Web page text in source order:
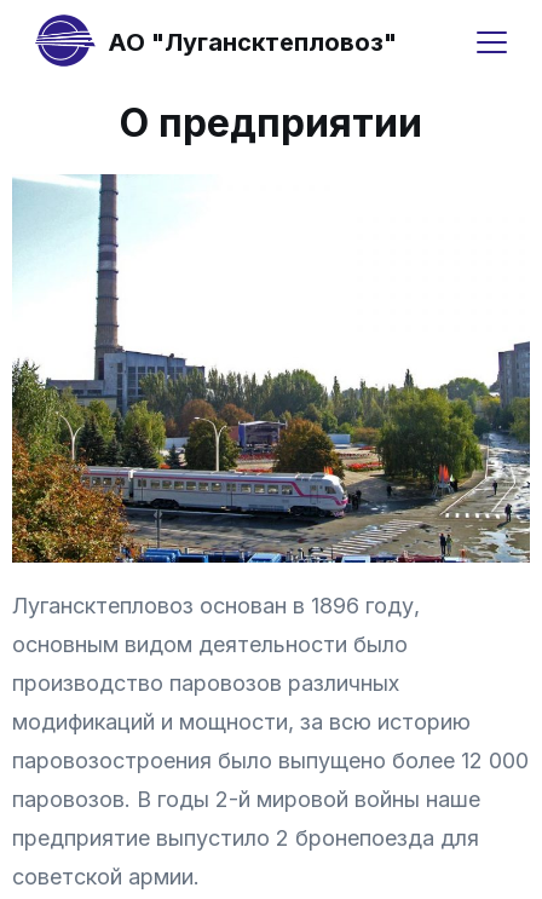
АО "Лугансктепловоз"
О предприятии
Лугансктепловоз основан в 1896 году,
основным видом деятельности было
производство паровозов различных
модификаций и мощности, за всю историю
паровозостроения было выпущено более 12 000
паровозов. В годы 2-й мировой войны наше
предприятие выпустило 2 бронепоезда для
советской армии.